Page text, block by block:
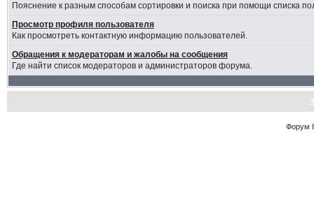
Пояснение к разным способам сортировки и поиска при помощи списка
Просмотр профиля пользователя
Как просмотреть контактную информацию пользователей.
Обращения к модераторам и жалобы на сообщения
Где найти список модераторов и администраторов форума.
Форум